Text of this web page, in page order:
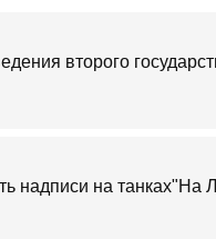
второго
надписи на танках"На